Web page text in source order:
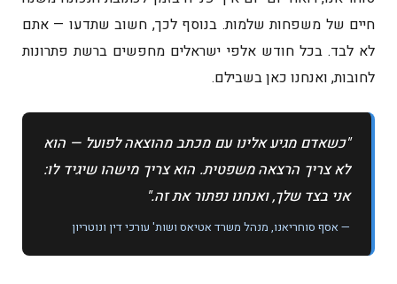
חיים של משפחות שלמות. בנוסף לכך, חשוב שתדעו — אתם
לא לבד. בכל חודש אלפי ישראלים מחפשים ברשת פתרונות
לחובות, ואנחנו כאן בשבילם.
"כשאדם מגיע אלינו עם מכתב מהוצאה לפועל — הוא
לא צריך הרצאה משפטית. הוא צריך מישהו שיגיד לו:
אני בצד שלך, ואנחנו נפתור את זה."
— אסף סוחריאנו, מנהל משרד אטיאס ושות' עורכי דין ונוטריון